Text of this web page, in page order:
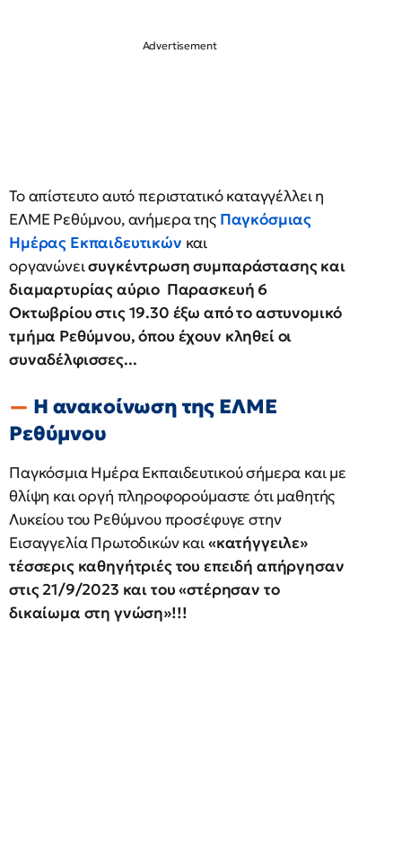
Το απίστευτο αυτό περιστατικό καταγγέλλει η
ΕΛΜΕ Ρεθύμνου, ανήμερα της Παγκόσμιας
Ημέρας Εκπαιδευτικών και
οργανώνεισυγκέντρωση συμπαράστασης και
διαμαρτυρίας αύριο Παρασκευή 6
Οκτωβρίου στις 19.30 έξω από το αστυνομικό
τμήμα Ρεθύμνου, όπου έχουν κληθεί οι
συναδέλφισσες...
Η ανακοίνωση της ΕΛΜΕ
Ρεθύμνου
Παγκόσμια Ημέρα Εκπαιδευτικού σήμερα και με
θλίψη και οργή πληροφορούμαστε ότι μαθητής
Λυκείου του Ρεθύμνου προσέφυγε στην
Εισαγγελία Πρωτοδικών και«κατήγγειλε»
τέσσερις καθηγήτριές του επειδή απήργησαν
στις 21/9/2023 και του «στέρησαν το
δικαίωμα στη γνώση»!!!